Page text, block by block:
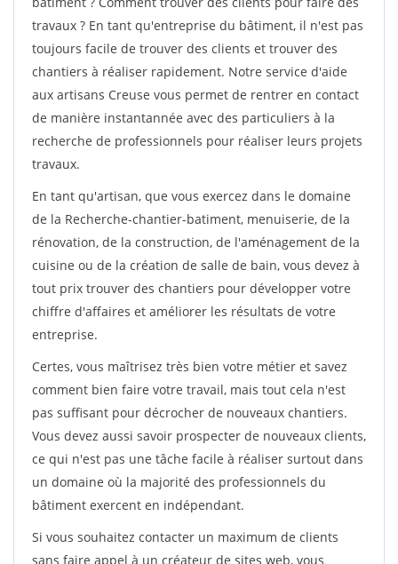
travaux ? En tant qu'entreprise du bâtiment, il n'est pas
toujours facile de trouver des clients et trouver des
chantiers à réaliser rapidement. Notre service d'aide
aux artisans Creuse vous permet de rentrer en contact
de manière instantannée avec des particuliers à la
recherche de professionnels pour réaliser leurs projets
travaux.
En tant qu'artisan, que vous exercez dans le domaine
de la Recherche-chantier-batiment, menuiserie, de la
rénovation, de la construction, de l'aménagement de la
cuisine ou de la création de salle de bain, vous devez à
tout prix trouver des chantiers pour développer votre
chiffre d'affaires et améliorer les résultats de votre
entreprise.
Certes, vous maîtrisez très bien votre métier et savez
comment bien faire votre travail, mais tout cela n'est
pas suffisant pour décrocher de nouveaux chantiers.
Vous devez aussi savoir prospecter de nouveaux clients,
ce qui n'est pas une tâche facile à réaliser surtout dans
un domaine où la majorité des professionnels du
bâtiment exercent en indépendant.
Si vous souhaitez contacter un maximum de clients
sans faire appel à un créateur de sites web, vous